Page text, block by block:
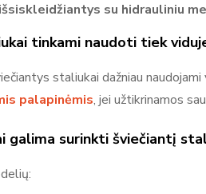
su hidrauliniu
tinkami naudoti tiek
staliukai dažniau
palapinėmis, jei užtikrinamos
galima surinkti šviečiantį